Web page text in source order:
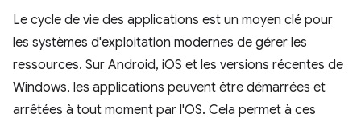
Le cycle de vie des applications est un moyen clé pour
les systèmes d'exploitation modernes de gérer les
ressources. Sur Android, iOS et les versions récentes de
Windows, les applications peuvent être démarrées et
arrêtées à tout moment par l'OS. Cela permet à ces